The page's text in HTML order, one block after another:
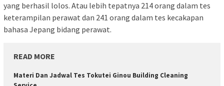
yang berhasil lolos. Atau lebih tepatnya 214 orang dalam tes
keterampilan perawat dan 241 orang dalam tes kecakapan
bahasa Jepang bidang perawat.
READ MORE
Materi Dan Jadwal Tes Tokutei Ginou Building Cleaning